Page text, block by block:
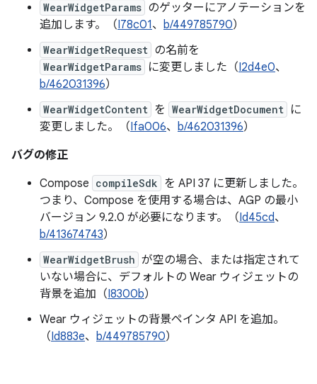
WearWidgetParams のゲッターにアノテーションを
追加します。（I78c01、 b/449785790）
WearWidgetRequest の名前を
WearWidgetParams に変更しました（I2d4e0、
b/462031396）
WearWidgetContent を WearWidgetDocument に
変更しました。（Ifa006、 b/462031396）
バグの修正
Compose compileSdk を API 37 に更新しました。
つまり、Compose を使用する場合は、AGP の最小
バージョン 9.2.0 が必要になります。（Id45cd、
b/413674743）
WearWidgetBrush が空の場合、または指定されて
いない場合に、デフォルトの Wear ウィジェットの
背景を追加（I8300b）
Wear ウィジェットの背景ペインタ API を追加。
（Id883e、 b/449785790）